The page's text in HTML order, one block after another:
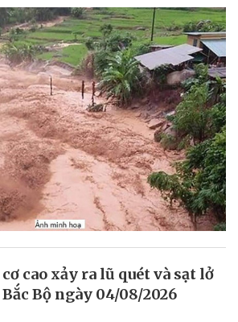
cao xảy ra lũ quét và sạt lở
Bộ ngày 04/08/2026